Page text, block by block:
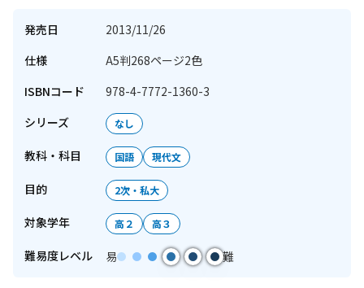
発売日
2013/11/26
仕様
A5判268ページ2色
ISBNコード
978-4-7772-1360-3
シリーズ
なし
教科・科目 国語 現代文
目的 2次・私大
対象学年 高２ 高３
難易度レベル 易 難